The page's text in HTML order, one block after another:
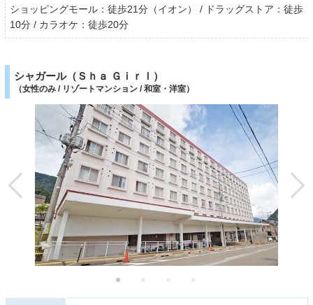
ショッピングモール：徒歩21分（イオン） / ドラッグストア：徒歩
10分 / カラオケ：徒歩20分
シャガール（Ｓｈａ Ｇｉｒｌ）
（女性のみ / リゾートマンション / 和室・洋室）